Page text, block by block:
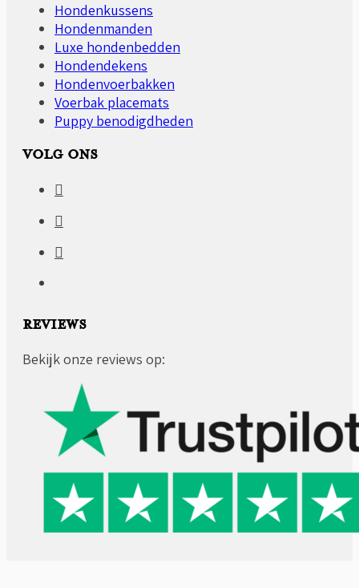
Hondenkussens
Hondenmanden
Luxe hondenbedden
Hondendekens
Hondenvoerbakken
Voerbak placemats
Puppy benodigdheden
VOLG ONS
REVIEWS
Bekijk onze reviews op: